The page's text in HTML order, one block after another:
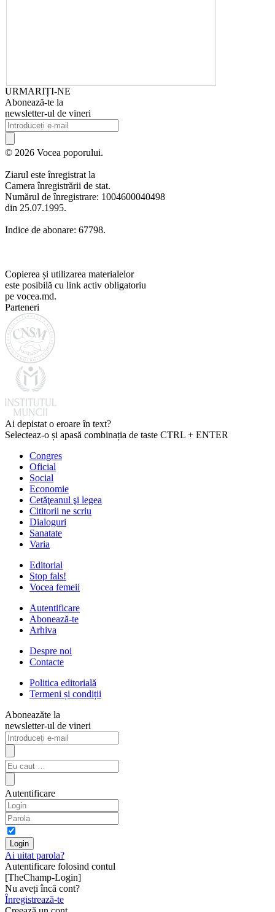
URMARIȚI-NE
Abonează-te la
newsletter-ul de vineri
© 2026 Vocea poporului.
Ziarul este înregistrat la
Camera înregistrării de stat.
Numărul de înregistrare: 1004600040498
din 25.07.1995.
Indice de abonare: 67798.
Copierea și utilizarea materialelor
este posibilă cu link activ obligatoriu
pe vocea.md.
Parteneri
Ai depistat o eroare în text?
Selecteaz-o și apasă combinația de taste CTRL + ENTER
Congres
Oficial
Social
Economie
Cetăţeanul şi legea
Cititorii ne scriu
Dialoguri
Sanatate
Varia
Editorial
Stop fals!
Vocea femeii
Autentificare
Abonează-te
Arhiva
Despre noi
Contacte
Politica editorială
Termeni și condiții
Aboneazăte la
newsletter-ul de vineri
Autentificare
Ai uitat parola?
Autentificare folosind contul
[TheChamp-Login]
Nu aveți încă cont?
Înregistrează-te